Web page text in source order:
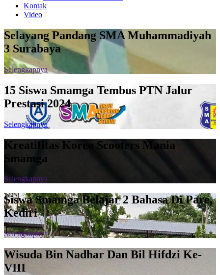
Kontak
Video
Selayang Pandang SMA Muhammadiyah
3 Surabaya
Selengkapnya
15 Siswa Smamga Tembus PTN Jalur
Prestasi 2024
Selengkapnya
Kreatifitas Koreo Scooters Mania
Smamga
Selengkapnya
Siswa Smamga Belajar 2 Bahasa Di Pare,
Kediri
Selengkapnya
Wisuda Bin Nadhar Dan Bil Hifdzi Ke-
VIII